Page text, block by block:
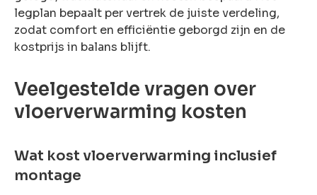
legplan bepaalt per vertrek de juiste verdeling,
zodat comfort en efficiëntie geborgd zijn en de
kostprijs in balans blijft.
Veelgestelde vragen over
vloerverwarming kosten
Wat kost vloerverwarming inclusief
montage